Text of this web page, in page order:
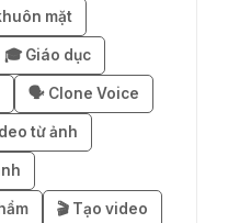
miễn phí 7
Thg 08 2026
dẫn nhận
AI Business
phí 3–6 tháng
mặt
🎓 Giáo dục
🗣️ Clone Voice
từ ảnh
🎬 Tạo video